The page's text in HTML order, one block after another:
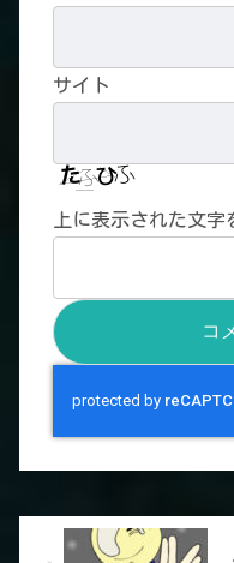
サイト
上に表示された文字